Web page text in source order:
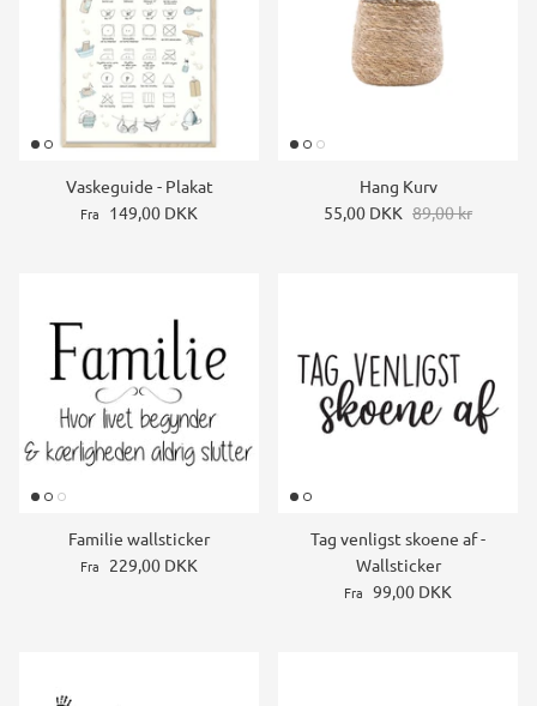
Vaskeguide - Plakat
Fra 149,00 DKK
Hang Kurv
55,00 DKK 89,00 kr
Familie wallsticker
Fra 229,00 DKK
Tag venligst skoene af -
Wallsticker
Fra 99,00 DKK